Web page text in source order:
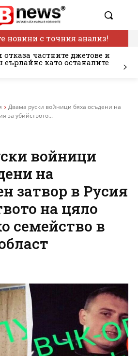
новини с точния анализ!
отказа частните джетове и
като останалите
Двама руски войници бяха осъдени на
за убийството...
войници
на
затвор в Русия
на цяло
семейство в